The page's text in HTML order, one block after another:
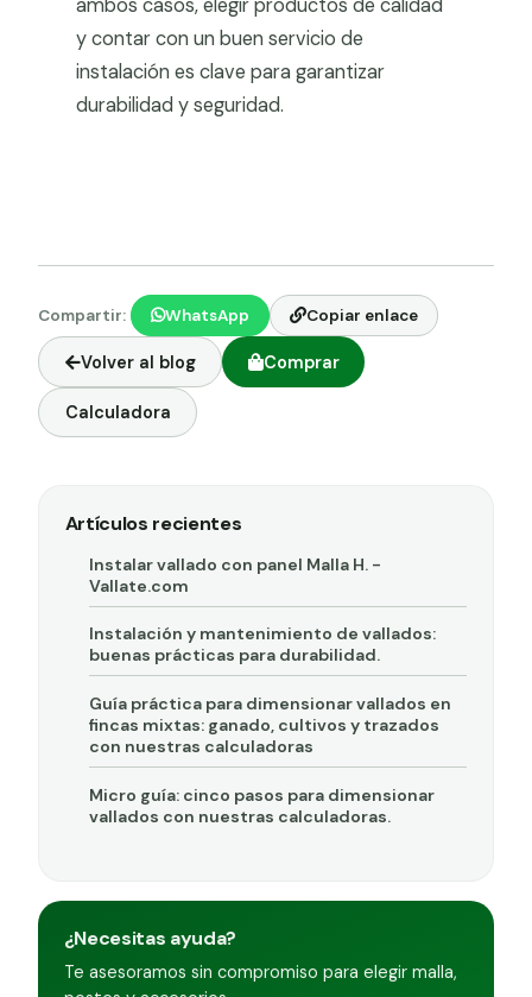
ambos casos, elegir productos de calidad
y contar con un buen servicio de
instalación es clave para garantizar
durabilidad y seguridad.
Compartir: WhatsApp Copiar enlace
Volver al blog Comprar
Calculadora
Artículos recientes
Instalar vallado con panel Malla H. -
Vallate.com
Instalación y mantenimiento de vallados:
buenas prácticas para durabilidad.
Guía práctica para dimensionar vallados en
fincas mixtas: ganado, cultivos y trazados
con nuestras calculadoras
Micro guía: cinco pasos para dimensionar
vallados con nuestras calculadoras.
¿Necesitas ayuda?
Te asesoramos sin compromiso para elegir malla,